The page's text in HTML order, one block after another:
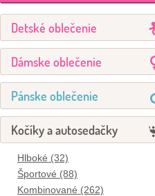
Detské oblečenie
Dámske oblečenie
Pánske oblečenie
Kočíky a autosedačky
Hlboké (32)
Športové (88)
Kombinované (262)